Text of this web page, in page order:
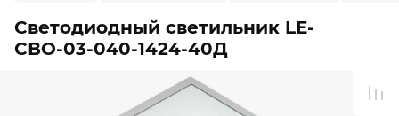
Светодиодный светильник LE-
СВО-03-040-1424-40Д